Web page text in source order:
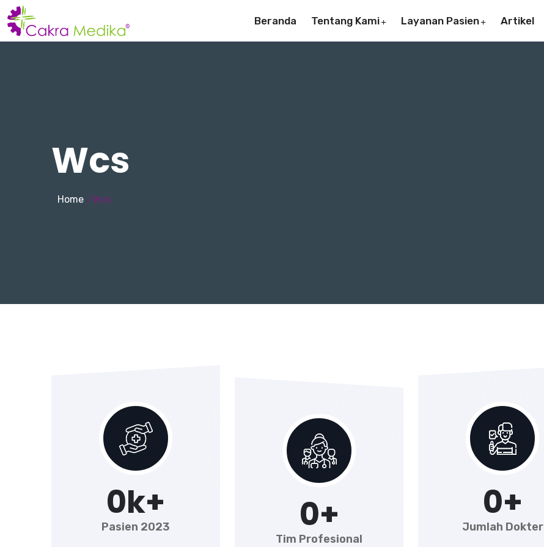
Beranda Tentang Kami Layanan Pasien Artikel
Wcs
Home / Wcs
0k+
Pasien 2023 0+
Tim Profesional
0+
Jumlah Dokter